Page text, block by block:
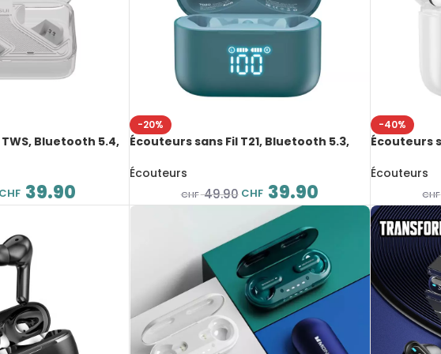
Bluetooth 5.4,
d’autonomie
CHF 39.90
-20%
Écouteurs sans Fil T21, Bluetooth 5.3,
et étanchéité IPX8
Écouteurs
CHF49.90 CHF 39.90
-40%
Écouteurs
et équilibré
Écouteurs
CHF